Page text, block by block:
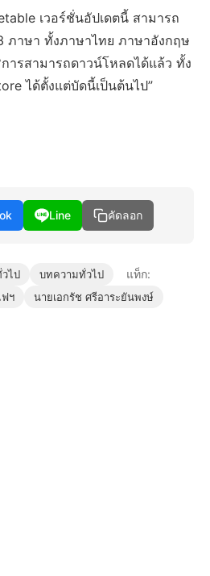
เวอร์ชั่นอัปเดตนี้ สามารถ
ภาษา ทั้งภาษาไทย ภาษาอังกฤษ
ารสามารถดาวน์โหลดได้แล้ว ทั้ง
ได้ตั้งแต่บัดนี้เป็นต้นไป”
Line คัดลอก
ไป บทความทั่วไป แท็ก:
ฟฯ
นายเอกรัช ศรีอาระยันพงษ์